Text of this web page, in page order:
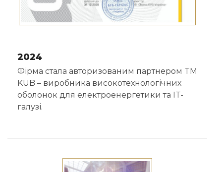
2024
Фірма стала авторизованим партнером TM
KUB – виробника високотехнологічних
оболонок для електроенергетики та IT-
галузі.